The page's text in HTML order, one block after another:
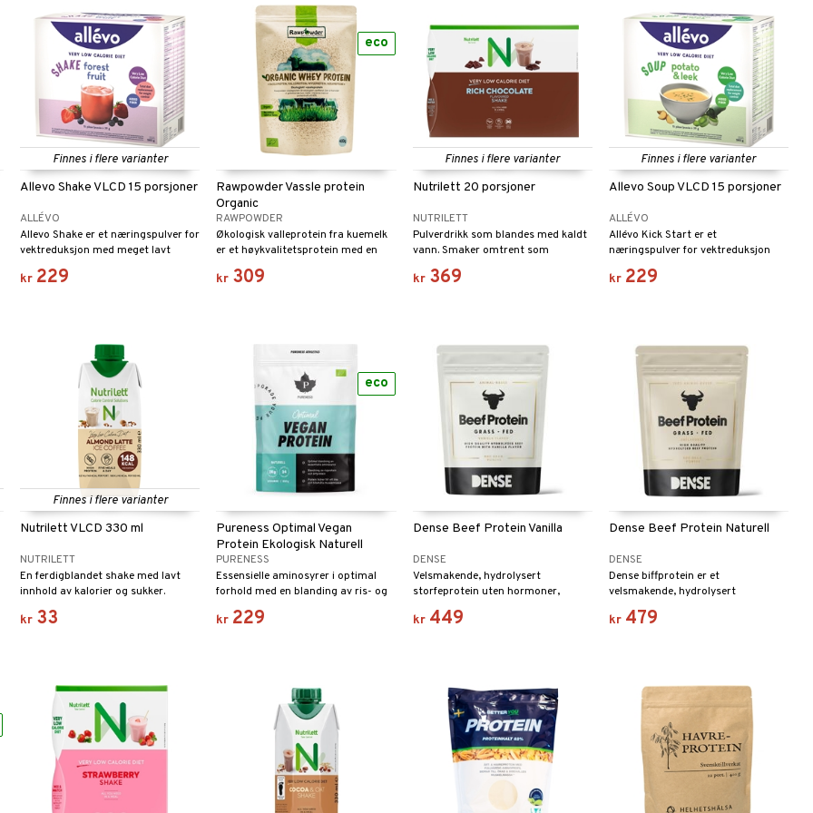
Finnes i flere varianter
Allevo Shake VLCD 15 porsjoner
ALLÉVO
Allevo Shake er et næringspulver for
vektreduksjon med meget lavt
energiinnhold, som inneholder alle
vitaminer og mineraler du trenger
kr 229
Rawpowder Vassle protein
Organic
RAWPOWDER
Økologisk valleprotein fra kuemelk
er et høykvalitetsprotein med en
deilig og nøytral smak.
kr 309
eco
Finnes i flere varianter
Nutrilett 20 porsjoner
NUTRILETT
Pulverdrikk som blandes med kaldt
vann. Smaker omtrent som
milkshake, men er selvfølgelig
utrolig mye sunnere.
kr 369
Finnes i flere varianter
Allevo Soup VLCD 15 porsjoner
ALLÉVO
Allévo Kick Start er et
næringspulver for vektreduksjon
med meget lavt energiinnhold, som
inneholder alle vitaminer og
vann og spises som varm suppe. Et
perfekt alternativ for deg som er
vant til å spise et varmt måltid til
lunsj eller middag.
kr 229
Finnes i flere varianter
Nutrilett VLCD 330 ml
NUTRILETT
En ferdigblandet shake med lavt
innhold av kalorier og sukker.
kr 33
Pureness Optimal Vegan
Protein Ekologisk Naturell
PURENESS
Essensielle aminosyrer i optimal
forhold med en blanding av ris- og
erteprotein.
kr 229
eco
Dense Beef Protein Vanilla
DENSE
Velsmakende, hydrolysert
storfeprotein uten hormoner,
antibiotika eller pesticider.
kr 449
Dense Beef Protein Naturell
DENSE
Dense biffprotein er et
velsmakende, hydrolysert
biffprotein uten hormoner,
antibiotika eller pesticider.
kr 479